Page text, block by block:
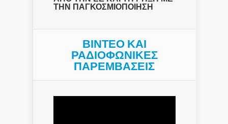
ΤΗΝ ΠΑΓΚΟΣΜΙΟΠΟΙΗΣΗ
ΒΙΝΤΕΟ ΚΑΙ
ΡΑΔΙΟΦΩΝΙΚΕΣ
ΠΑΡΕΜΒΑΣΕΙΣ